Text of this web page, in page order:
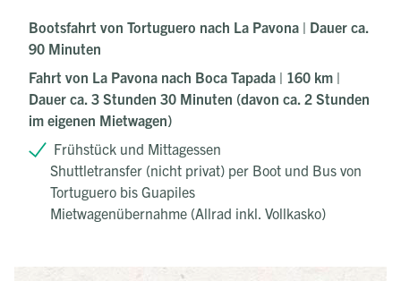
Bootsfahrt von Tortuguero nach La Pavona | Dauer ca.
90 Minuten
Fahrt von La Pavona nach Boca Tapada | 160 km |
Dauer ca. 3 Stunden 30 Minuten (davon ca. 2 Stunden
im eigenen Mietwagen)
Frühstück und Mittagessen
Shuttletransfer (nicht privat) per Boot und Bus von
Tortuguero bis Guapiles
Mietwagenübernahme (Allrad inkl. Vollkasko)